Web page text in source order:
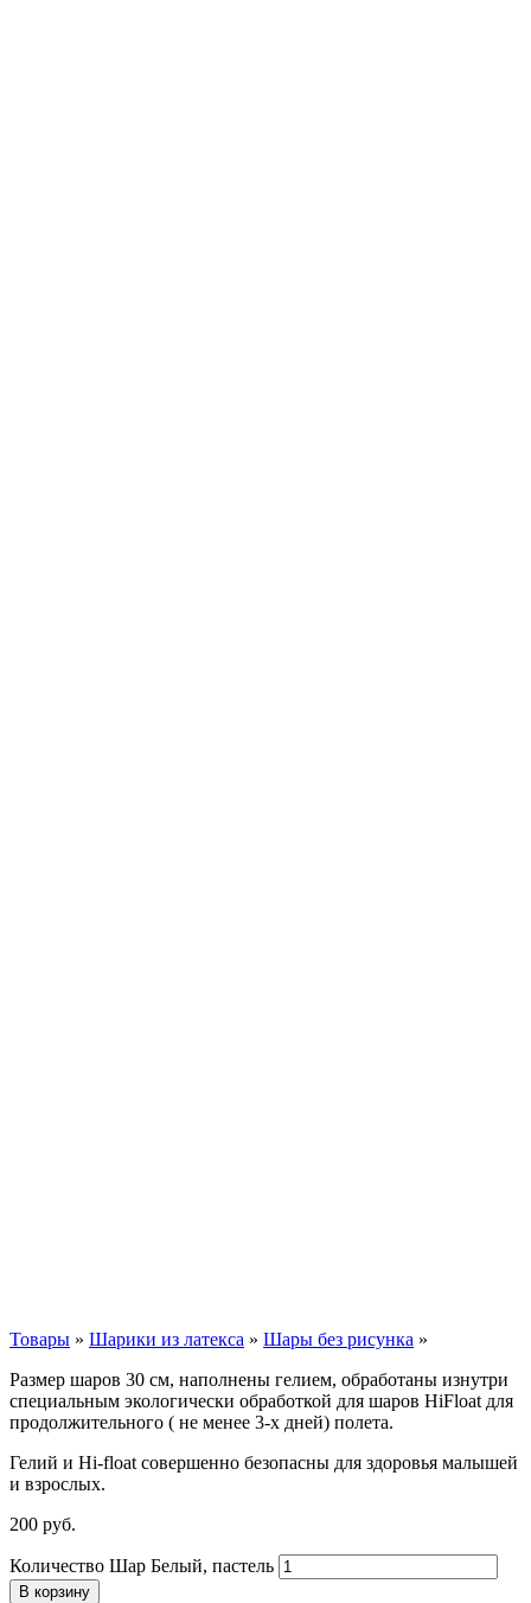
Товары » Шарики из латекса » Шары без рисунка »
Размер шаров 30 см, наполнены гелием, обработаны изнутри
специальным экологически обработкой для шаров HiFloat для
продолжительного ( не менее 3-х дней) полета.
Гелий и Hi-float совершенно безопасны для здоровья малышей
и взрослых.
200 руб.
Количество Шар Белый, пастель
В корзину